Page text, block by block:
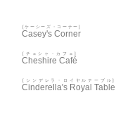
Casey's Corner
[ケーシーズ・コーナー]
Cheshire Café
[チェシャ・カフェ]
Cinderella's Royal Table
[シンデレラ・ロイヤルテーブル]